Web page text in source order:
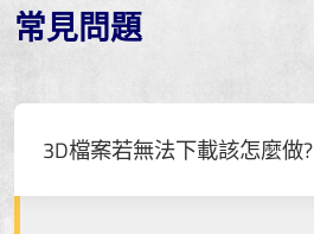
常見問題
3D檔案若無法下載該怎麼做?